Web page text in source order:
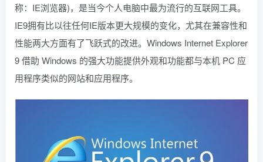
称：IE浏览器)，是当今个人电脑中最为流行的互联网工具。
IE9拥有比以往任何IE版本更大规模的变化，尤其在兼容性和
性能两大方面有了飞跃式的改进。Windows Internet Explorer
9 借助 Windows 的强大功能提供外观和功能都与本机 PC 应
用程序类似的网站和应用程序。